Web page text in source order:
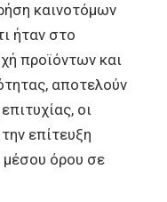
καινοτόμων
ήταν στο
προϊόντων και
αποτελούν
οι
επίτευξη
όρου σε